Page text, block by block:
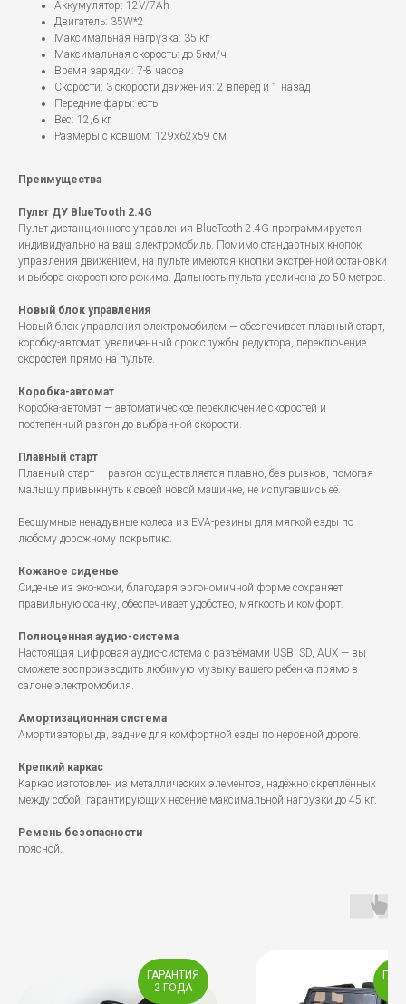
Аккумулятор: 12V/7Ah
Двигатель: 35W*2
Максимальная нагрузка: 35 кг
Максимальная скорость: до 5км/ч
Время зарядки: 7-8 часов
Скорости: 3 скорости движения: 2 вперед и 1 назад
Передние фары: есть
Вес: 12,6 кг
Размеры с ковшом: 129x62x59 см
Преимущества
Пульт ДУ BlueTooth 2.4G
Пульт дистанционного управления BlueTooth 2.4G программируется
индивидуально на ваш электромобиль. Помимо стандартных кнопок
управления движением, на пульте имеются кнопки экстренной остановки
и выбора скоростного режима. Дальность пульта увеличена до 50 метров.
Новый блок управления
Новый блок управления электромобилем — обеспечивает плавный старт,
коробку-автомат, увеличенный срок службы редуктора, переключение
скоростей прямо на пульте.
Коробка-автомат
Коробка-автомат — автоматическое переключение скоростей и
постепенный разгон до выбранной скорости.
Плавный старт
Плавный старт — разгон осуществляется плавно, без рывков, помогая
малышу привыкнуть к своей новой машинке, не испугавшись её.
Бесшумные ненадувные колеса из EVA-резины для мягкой езды по
любому дорожному покрытию.
Кожаное сиденье
Сиденье из эко-кожи, благодаря эргономичной форме сохраняет
правильную осанку, обеспечивает удобство, мягкость и комфорт.
Полноценная аудио-система
Настоящая цифровая аудио-система с разъёмами USB, SD, AUX — вы
сможете воспроизводить любимую музыку вашего ребенка прямо в
салоне электромобиля.
Амортизационная система
Амортизаторы да, задние для комфортной езды по неровной дороге.
Крепкий каркас
Каркас изготовлен из металлических элементов, надёжно скреплённых
между собой, гарантирующих несение максимальной нагрузки до 45 кг.
Ремень безопасности
поясной.
ГАРАНТИЯ
2 ГОДА